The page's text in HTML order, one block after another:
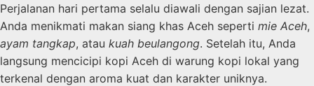
Perjalanan hari pertama selalu diawali dengan sajian lezat.
Anda menikmati makan siang khas Aceh seperti mie Aceh,
ayam tangkap, atau kuah beulangong. Setelah itu, Anda
langsung mencicipi kopi Aceh di warung kopi lokal yang
terkenal dengan aroma kuat dan karakter uniknya.